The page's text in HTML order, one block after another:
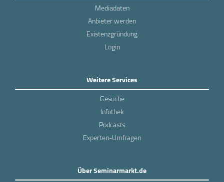
Mediadaten
Anbieter werden
Existenzgründung
Login
Weitere Services
Gesuche
Infothek
Podcasts
Experten-Umfragen
Über Seminarmarkt.de